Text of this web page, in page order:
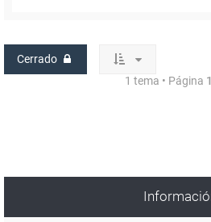
Cerrado
1 tema • Página 1